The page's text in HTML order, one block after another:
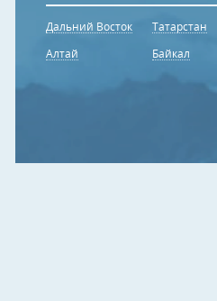
Дальний Восток
Алтай
Татарстан
Байкал